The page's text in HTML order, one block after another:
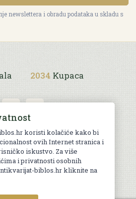
newslettera i obradu podataka u skladu s
2034 Kupaca
kupnje
Web by
koristi kolačiće kako bi
ovih Internet stranica i
iskustvo. Za više
i privatnosti osobnih
biblos.hr kliknite na